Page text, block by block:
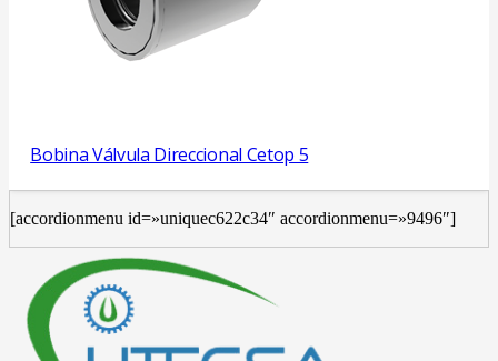
Bobina Válvula Direccional Cetop 5
[accordionmenu id=»uniquec622c34″ accordionmenu=»9496″]